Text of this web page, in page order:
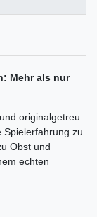
Mehr als nur
originalgetreu
Spielerfahrung zu
Obst und
echten